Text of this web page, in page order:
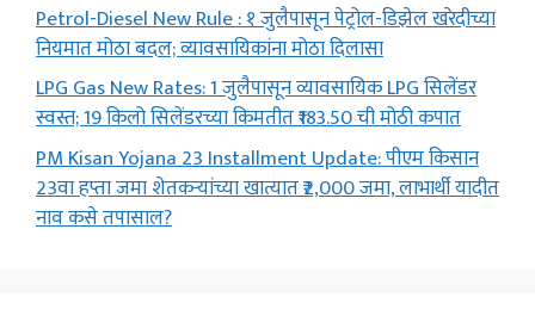
Petrol-Diesel New Rule : १ जुलैपासून पेट्रोल-डिझेल खरेदीच्या
नियमात मोठा बदल; व्यावसायिकांना मोठा दिलासा
LPG Gas New Rates: 1 जुलैपासून व्यावसायिक LPG सिलेंडर
स्वस्त; 19 किलो सिलेंडरच्या किमतीत ₹183.50 ची मोठी कपात
PM Kisan Yojana 23 Installment Update: पीएम किसान
23वा हप्ता जमा शेतकऱ्यांच्या खात्यात ₹2,000 जमा, लाभार्थी यादीत
नाव कसे तपासाल?